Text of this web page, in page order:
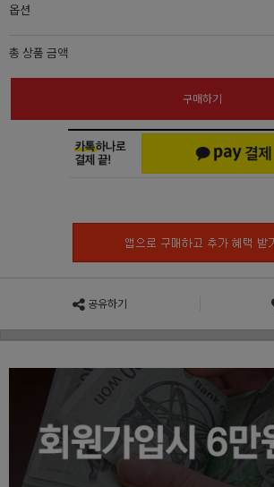
옵션
총 상품 금액
구매하기
공유하기